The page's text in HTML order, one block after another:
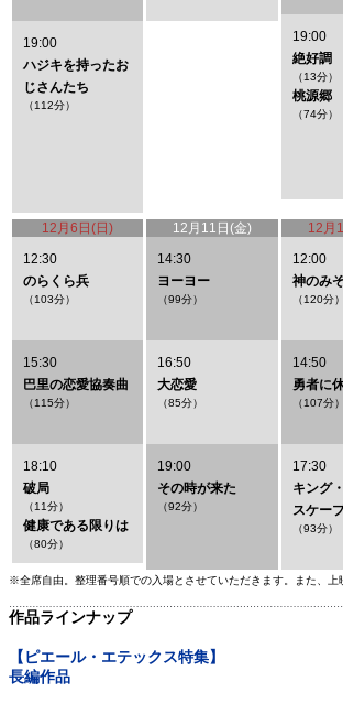
19:00
ハジキを持ったお
じさんたち
（112分）
19:00
絶好調
（13分）
桃源郷
（74分）
12月6日(日)
12:30
のらくら兵
（103分）
15:30
巴里の恋愛協奏曲
（115分）
18:10
破局
（11分）
健康である限りは
（80分）
12月11日(金)
14:30
ヨーヨー
（99分）
16:50
大恋愛
（85分）
19:00
その時が来た
（92分）
12月
12:00
神のみ
（120分）
14:50
勇者に
（107分）
17:30
キング
スケー
（93分）
※全席自由。整理番号順での入場とさせていただきます。また、
作品ラインナップ
【ピエール・エテックス特集】
長編作品